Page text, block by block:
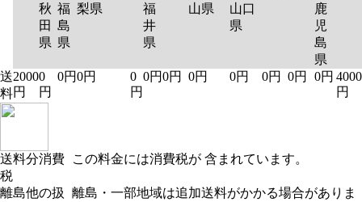
秋
田
県
福
島
県
梨県
福
井
県
山県
山口
県
鹿
児
島
県
送
料
2000
円
0
円
0円0円
0
円
0円0円 0円 0円 0円 0円 0円 4000
円
送料分消費
税
この料金には消費税が 含まれています。
離島他の扱
離島・一部地域は追加送料がかかる場合がありま